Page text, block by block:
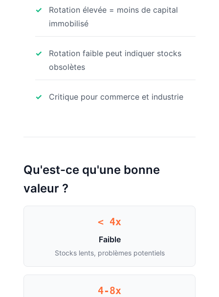
Rotation élevée = moins de capital
immobilisé
Rotation faible peut indiquer stocks
obsolètes
Critique pour commerce et industrie
Qu'est-ce qu'une bonne
valeur ?
< 4x
Faible
Stocks lents, problèmes potentiels
4-8x